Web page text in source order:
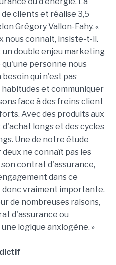
clients et réalise 3,5
Grégory Vallon-Fahy. «
nous connait, insiste-t-il.
un double enjeu marketing
personne nous
qui n'est pas
et communiquer
face à des freins client
Avec des produits aux
longs et des cycles
Une de notre étude
ne connaît pas les
contrat d'assurance,
dans ce
donc vraiment importante.
de nombreuses raisons,
d'assurance ou
logique anxiogène. »